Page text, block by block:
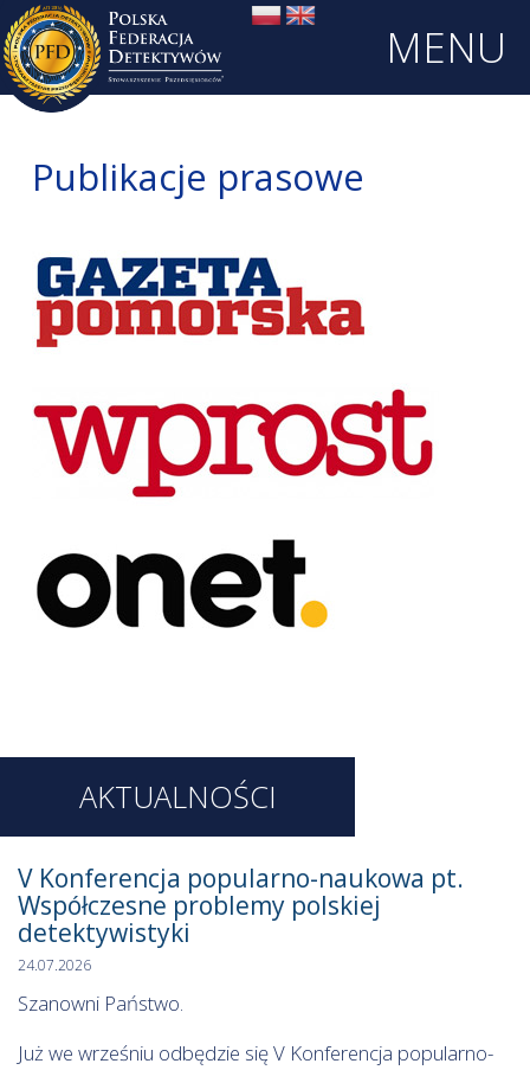
MENU
Publikacje prasowe
AKTUALNOŚCI
V Konferencja popularno-naukowa pt.
Współczesne problemy polskiej
detektywistyki
24.07.2026
Szanowni Państwo.
Już we wrześniu odbędzie się V Konferencja popularno-